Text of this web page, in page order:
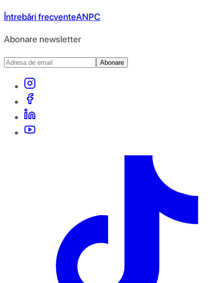
Întrebări frecventeANPC
Abonare newsletter
Abonare